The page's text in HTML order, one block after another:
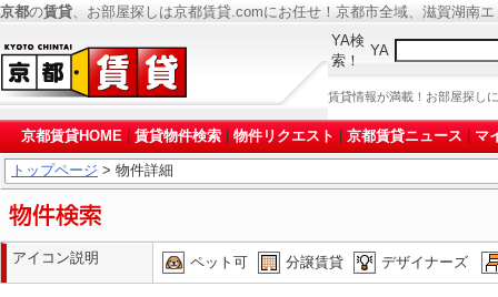
京都の賃貸、お部屋探しは京都賃貸.comにお任せ！京都市全域、滋賀湖南
YA検
索！
YA
賃貸情報が満載！お部屋探し
京都賃貸HOME 賃貸物件検索 物件リクエスト 京都賃貸ニュース マ
トップページ > 物件詳細
アイコン説明 ペット可 分譲賃貸 デザイナーズ